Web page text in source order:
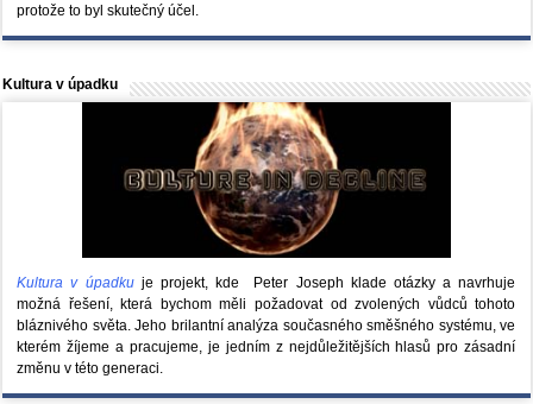
protože to byl skutečný účel.
Kultura v úpadku
Kultura v úpadkuje projekt, kde Peter Joseph klade otázky a navrhuje
možná řešení, která bychom měli požadovat od zvolených vůdců tohoto
bláznivého světa. Jeho brilantní analýza současného směšného systému, ve
kterém žíjeme a pracujeme, je jedním z nejdůležitějších hlasů pro zásadní
změnu v této generaci.